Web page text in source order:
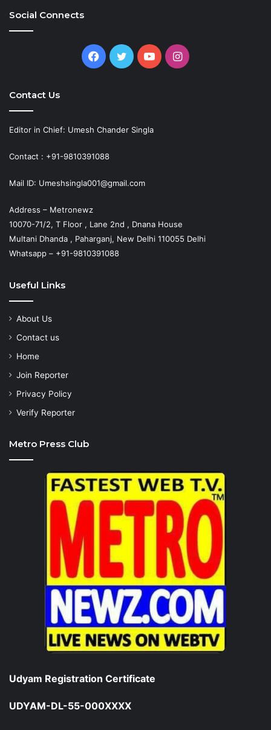
Social Connects
Facebook
TwitterYouTubeInstagram
Contact Us
Editor in Chief: Umesh Chander Singla
Contact : +91-9810391088
Mail ID: Umeshsingla001@gmail.com
Address – Metronewz
10070-71/2, T Floor , Lane 2nd , Dnana House
Multani Dhanda , Paharganj, New Delhi 110055 Delhi
Whatsapp – +91-9810391088
Useful Links
About Us
Contact us
Home
Join Reporter
Privacy Policy
Verify Reporter
Metro Press Club
Udyam Registration Certificate
UDYAM-DL-55-000XXXX